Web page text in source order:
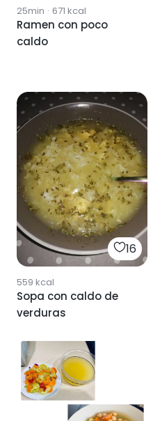
25min · 671 kcal
Ramen con poco
caldo
16
559 kcal
Sopa con caldo de
verduras